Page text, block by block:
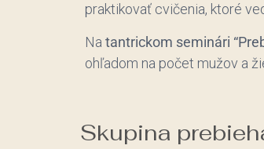
praktikovať cvičenia, ktoré
Na tantrickom seminári
ohľadom na počet mužov a
Skupina